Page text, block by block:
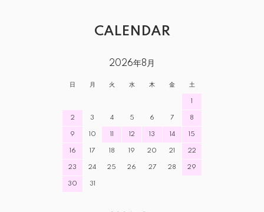
CALENDAR
2026年8月
日 月 火 水 木 金 土
1
2 3 4 5 6 7 8
9 10 11 12 13 14 15
16 17 18 19 20 21 22
23 24 25 26 27 28 29
30 31